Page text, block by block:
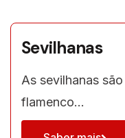
Sevilhanas
As sevilhanas
flamenco…